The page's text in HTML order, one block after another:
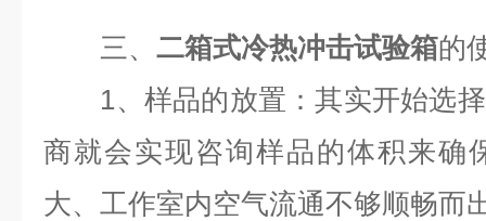
三、 二箱式冷热冲击试验箱的
1、样品的放置：其实开始选择
商就会实现咨询样品的体积来确
大、工作室内空气流通不够顺畅而